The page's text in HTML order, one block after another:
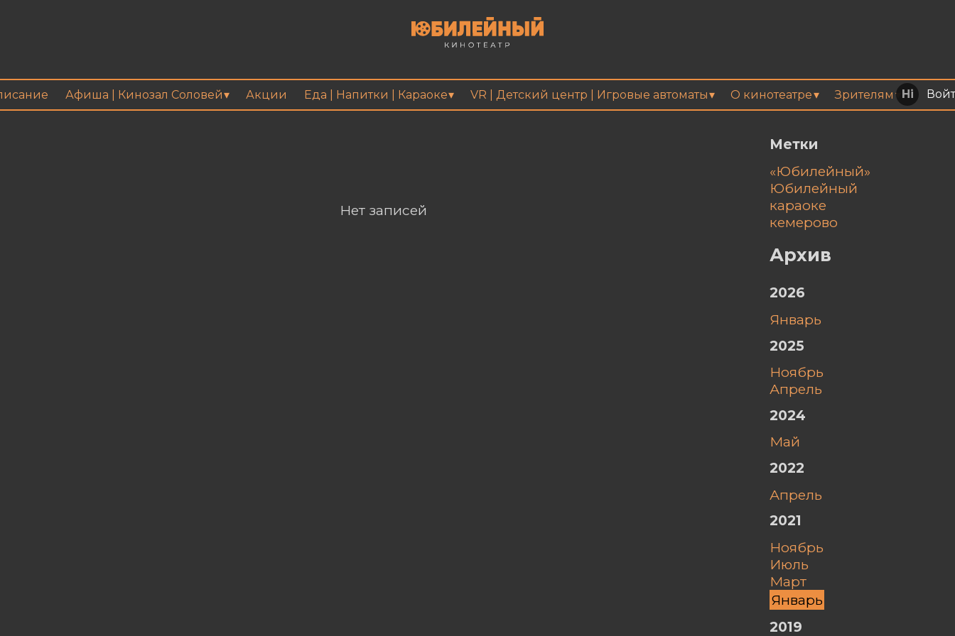
Афиша | Кинозал Соловей Акции Еда | Напитки | Караоке VR | Детский центр | Игровые автоматы О кинотеатре Зрителям
Нет записей
Метки
«Юбилейный»
Юбилейный
караоке
кемерово
Архив
2026
январь
2025
ноябрь
апрель
2024
май
2022
апрель
2021
ноябрь
июль
март
январь
2019